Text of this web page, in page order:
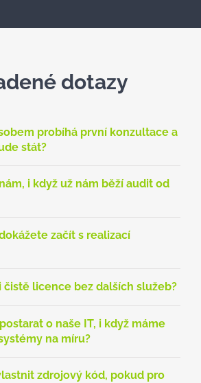
dotazy
probíhá první konzultace a
stát?
i když už nám běží audit od
začít s realizací
čistě licence bez dalších služeb?
o naše IT, i když máme
na míru?
zdrojový kód, pokud pro